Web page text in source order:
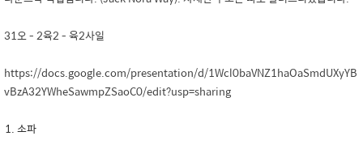
31오 - 2육2 - 육2사일
https://docs.google.com/presentation/d/1Wcl0baVNZ1haOaSmdUXyYB
vBzA32YWheSawmpZSaoC0/edit?usp=sharing
소파